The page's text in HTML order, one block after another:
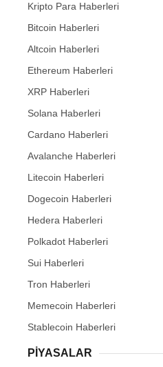
Kripto Para Haberleri
Bitcoin Haberleri
Altcoin Haberleri
Ethereum Haberleri
XRP Haberleri
Solana Haberleri
Cardano Haberleri
Avalanche Haberleri
Litecoin Haberleri
Dogecoin Haberleri
Hedera Haberleri
Polkadot Haberleri
Sui Haberleri
Tron Haberleri
Memecoin Haberleri
Stablecoin Haberleri
PIYASALAR